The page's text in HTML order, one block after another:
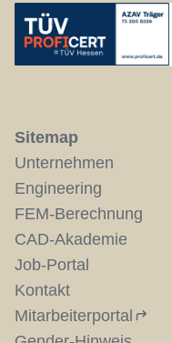
Sitemap
Unternehmen
Engineering
FEM-Berechnung
CAD-Akademie
Job-Portal
Kontakt
Mitarbeiterportal